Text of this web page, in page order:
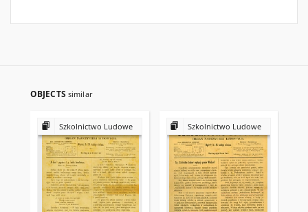
OBJECTS similar
Szkolnictwo Ludowe Szkolnictwo Ludowe